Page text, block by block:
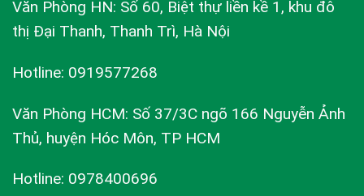
Văn Phòng HN: Số 60, Biệt thự liền kề 1, khu đô
thị Đại Thanh, Thanh Trì, Hà Nội
Hotline: 0919577268
Văn Phòng HCM: Số 37/3C ngõ 166 Nguyễn Ảnh
Thủ, huyện Hóc Môn, TP HCM
Hotline: 0978400696